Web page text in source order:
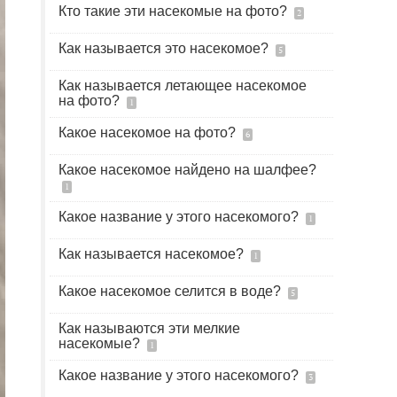
Кто такие эти насекомые на фото? 2
Как называется это насекомое? 5
Как называется летающее насекомое
на фото?
1
Какое насекомое на фото? 6
Какое насекомое найдено на шалфее?
1
Какое название у этого насекомого? 1
Как называется насекомое? 1
Какое насекомое селится в воде? 5
Как называются эти мелкие
насекомые?
1
Какое название у этого насекомого? 3